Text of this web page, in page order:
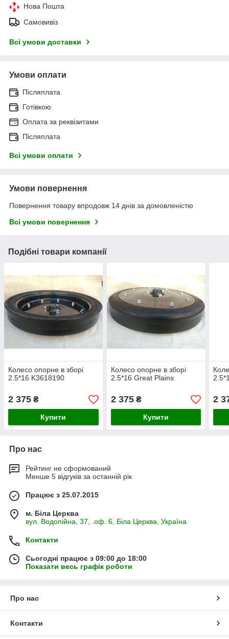
Нова Пошта
Самовивіз
Всі умови доставки
Умови оплати
Післяплата
Готівкою
Оплата за реквізитами
Післяплата
Всі умови оплати
Умови повернення
Повернення товару впродовж 14 днів за домовленістю
Всі умови повернення
Подібні товари компанії
Колесо опорне в зборі
2.5*16 K3618190
2 375 ₴
Купити
Колесо опорне в зборі
2.5*16 Great Plains
2 375₴
Купити
2
Про нас
Рейтинг не сформований
Менше 5 відгуків за останній рік
Працює з 25.07.2015
м. Біла Церква
вул. Водопійна, 37, .оф. 6, Біла Церква, Україна
Контакти
Сьогодні працює з 09:00 до 18:00
Показати весь графік роботи
Про нас
Контакти